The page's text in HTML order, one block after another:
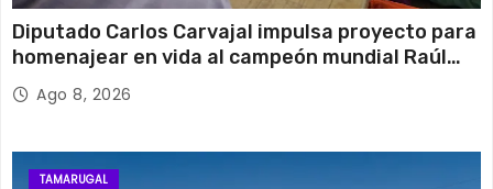
Diputado Carlos Carvajal impulsa proyecto para
homenajear en vida al campeón mundial Raúl
Choque
Ago 8, 2026
TAMARUGAL